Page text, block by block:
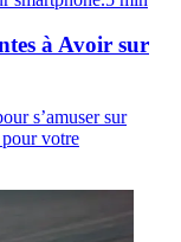
à Avoir sur
s’amuser sur
votre